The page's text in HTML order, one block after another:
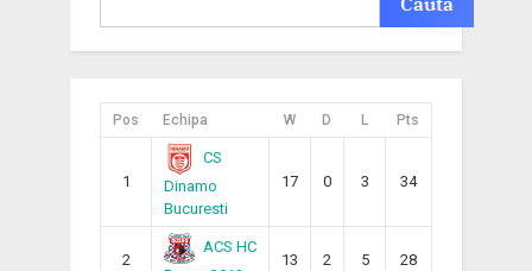
Pos Echipa W D L Pts
1
CS
Dinamo
Bucuresti
17 0 3 34
2
ACS HC
13 2 5 28